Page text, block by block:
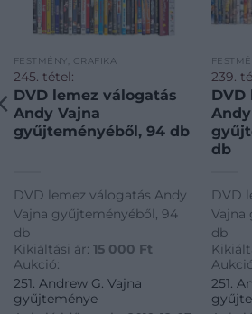
FESTMÉNY, GRAFIKA
245. tétel:
DVD lemez válogatás
Andy Vajna
gyűjteményéből, 94 db
DVD lemez válogatás Andy
Vajna gyűjteményéből, 94
db
Kikiáltási ár: 15 000 Ft
Aukció:
251. Andrew G. Vajna
gyűjteménye
239.
DVD
db
DVD
Vajna
db
251.